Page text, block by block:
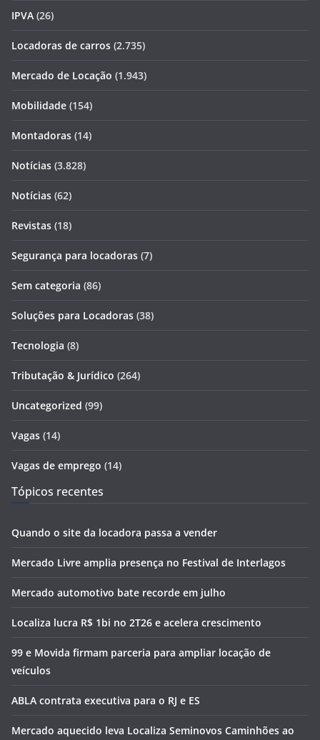
IPVA (26)
Locadoras de carros (2.735)
Mercado de Locação (1.943)
Mobilidade (154)
Montadoras (14)
Notícias (3.828)
Notícias (62)
Revistas (18)
Segurança para locadoras (7)
Sem categoria (86)
Soluções para Locadoras (38)
Tecnologia (8)
Tributação & Jurídico (264)
Uncategorized (99)
Vagas (14)
Vagas de emprego (14)
Tópicos recentes
Quando o site da locadora passa a vender
Mercado Livre amplia presença no Festival de Interlagos
Mercado automotivo bate recorde em julho
Localiza lucra R$ 1bi no 2T26 e acelera crescimento
99 e Movida firmam parceria para ampliar locação de
veículos
ABLA contrata executiva para o RJ e ES
Mercado aquecido leva Localiza Seminovos Caminhões ao